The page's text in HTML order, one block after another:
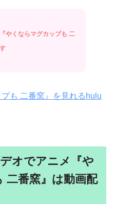
やくならマグカップも 二
も 二番窯』を見れるhulu
オでアニメ『や
二番窯』は動画配